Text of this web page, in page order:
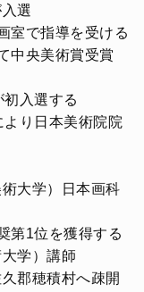
選
室で指導を受ける
中央美術賞受賞
入選する
り日本美術院院
大学）日本画科
第1位を獲得する
学）講師
郡穂積村へ疎開